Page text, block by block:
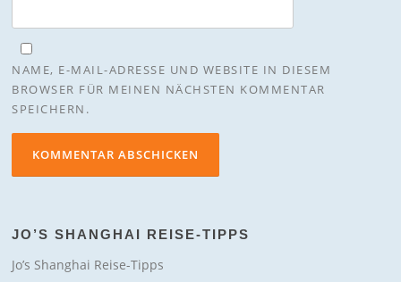
NAME, E-MAIL-ADRESSE UND WEBSITE IN DIESEM
BROWSER FÜR MEINEN NÄCHSTEN KOMMENTAR
SPEICHERN.
JO’S SHANGHAI REISE-TIPPS
Jo’s Shanghai Reise-Tipps